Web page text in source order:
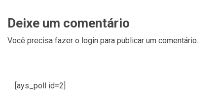
Deixe um comentário
Você precisa fazer o login para publicar um comentário.
[ays_poll id=2]